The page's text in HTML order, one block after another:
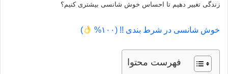
زندگی تغییر دهیم تا احساس خوش شانسی بیشتری کنیم؟
خوش شانسی در شرط بندی !! (۱۰۰% )
فهرست محتوا